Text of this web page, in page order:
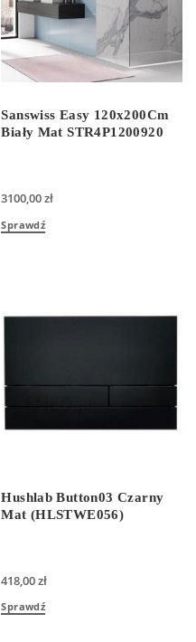
Sanswiss Easy 120x200Cm
Biały Mat STR4P1200920
3100,00zł
Sprawdź
Hushlab Button03 Czarny
Mat (HLSTWE056)
418,00zł
Sprawdź